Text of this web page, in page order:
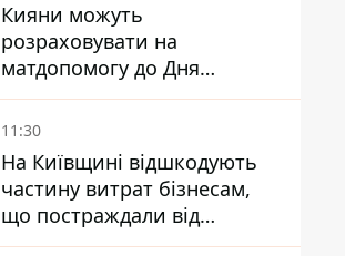
Кияни можуть
розраховувати на
матдопомогу до Дня
незалежності - кому її
дадуть
11:30
На Київщині відшкодують
частину витрат бізнесам,
що постраждали від
прильотів ракет